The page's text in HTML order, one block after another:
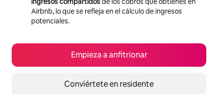
Airbnb, lo que se refleja en el cálculo de ingresos
potenciales.
Empieza a anfitrionar
Conviértete en residente